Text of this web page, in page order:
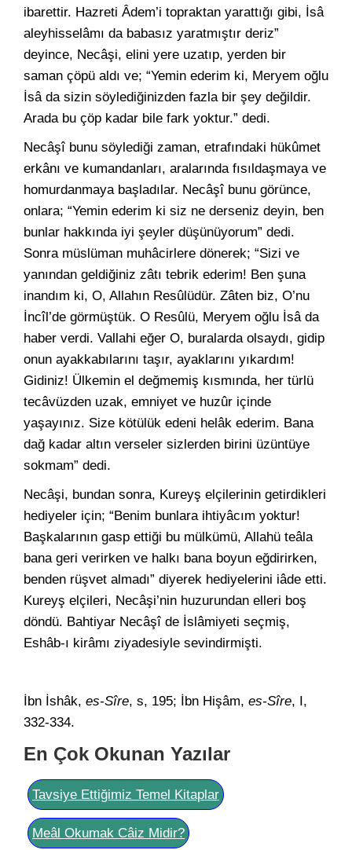
ibarettir. Hazreti Âdem’i topraktan yarattığı gibi, İsâ
aleyhisselâmı da babasız yaratmıştır deriz”
deyince, Necâşi, elini yere uzatıp, yerden bir
saman çöpü aldı ve; “Yemin ederim ki, Meryem oğlu
İsâ da sizin söylediğinizden fazla bir şey değildir.
Arada bu çöp kadar bile fark yoktur.” dedi.
Necâşî bunu söylediği zaman, etrafındaki hükûmet
erkânı ve kumandanları, aralarında fısıldaşmaya ve
homurdanmaya başladılar. Necâşî bunu görünce,
onlara; “Yemin ederim ki siz ne derseniz deyin, ben
bunlar hakkında iyi şeyler düşünüyorum” dedi.
Sonra müslüman muhâcirlere dönerek; “Sizi ve
yanından geldiğiniz zâtı tebrik ederim! Ben şuna
inandım ki, O, Allahın Resûlüdür. Zâten biz, O’nu
İncîl’de görmüştük. O Resûlü, Meryem oğlu İsâ da
haber verdi. Vallahi eğer O, buralarda olsaydı, gidip
onun ayakkabılarını taşır, ayaklarını yıkardım!
Gidiniz! Ülkemin el değmemiş kısmında, her türlü
tecâvüzden uzak, emniyet ve huzûr içinde
yaşayınız. Size kötülük edeni helâk ederim. Bana
dağ kadar altın verseler sizlerden birini üzüntüye
sokmam” dedi.
Necâşi, bundan sonra, Kureyş elçilerinin getirdikleri
hediyeler için; “Benim bunlara ihtiyâcım yoktur!
Başkalarının gasp ettiği bu mülkümü, Allahü teâla
bana geri verirken ve halkı bana boyun eğdirirken,
benden rüşvet almadı” diyerek hediyelerini iâde etti.
Kureyş elçileri, Necâşi’nin huzurundan elleri boş
döndü. Bahtiyar Necâşî de İslâmiyeti seçmiş,
Eshâb-ı kirâmı ziyadesiyle sevindirmişti.
İbn İshâk, es-Sîre, s, 195; İbn Hişâm, es-Sîre, I,
332-334.
En Çok Okunan Yazılar
Tavsiye Ettiğimiz Temel Kitaplar
Meâl Okumak Câiz Midir?